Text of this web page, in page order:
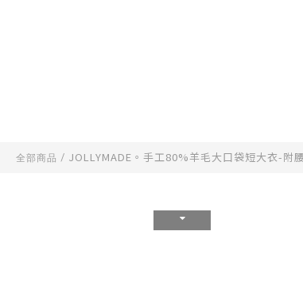
全部商品 / JOLLYMADE。手工80%羊毛大口袋短大衣-附